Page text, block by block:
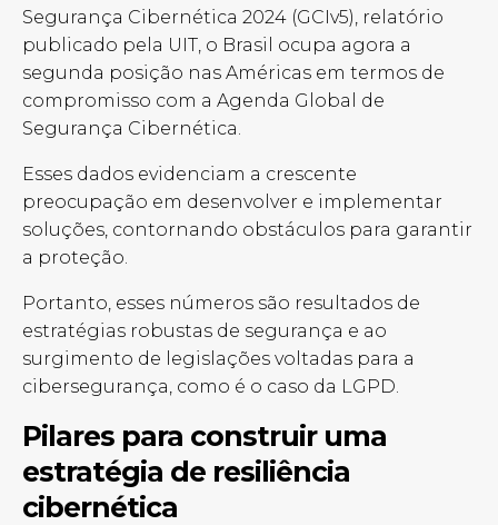
Segurança Cibernética 2024 (GCIv5), relatório
publicado pela UIT, o Brasil ocupa agora a
segunda posição nas Américas em termos de
compromisso com a Agenda Global de
Segurança Cibernética.
Esses dados evidenciam a crescente
preocupação em desenvolver e implementar
soluções, contornando obstáculos para garantir
a proteção.
Portanto, esses números são resultados de
estratégias robustas de segurança e ao
surgimento de legislações voltadas para a
cibersegurança, como é o caso da LGPD.
Pilares para construir uma
estratégia de resiliência
cibernética